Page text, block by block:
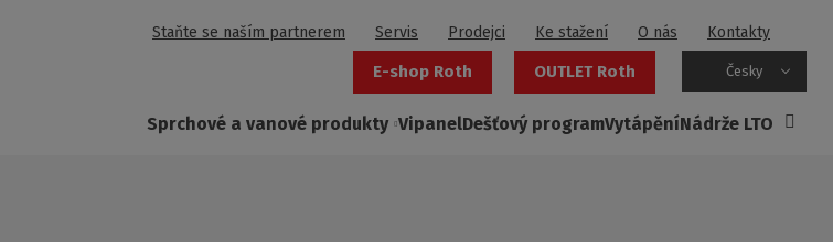
Staňte se naším partnerem Servis Prodejci Ke stažení O nás Kontakty
E-shop Roth OUTLET Roth Česky
Sprchové a vanové produkty VipanelDešťový programVytápěníNádrže LTO